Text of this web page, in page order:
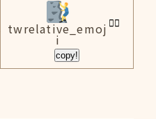
twrelative_emoj
i
copy!